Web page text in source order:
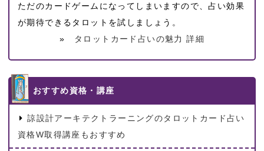
ただのカードゲームになってしまいますので、占い効果
が期待できるタロットを試しましょう。
»
タロットカード占いの魅力 詳細
おすすめ資格・講座
諒設計アーキテクトラーニングのタロットカード占い
資格W取得講座もおすすめ